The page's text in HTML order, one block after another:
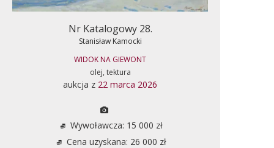
Nr Katalogowy 28.
Stanisław Kamocki
WIDOK NA GIEWONT
olej, tektura
aukcja z 22 marca 2026
Wywoławcza: 15 000 zł
Cena uzyskana: 26 000 zł